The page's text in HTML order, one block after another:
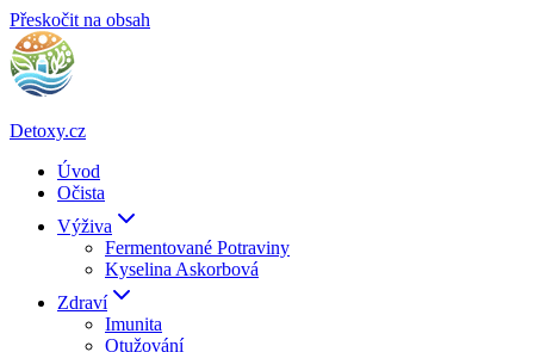
Přeskočit na obsah
Detoxy.cz
Úvod
Očista
Výživa
Fermentované Potraviny
Kyselina Askorbová
Zdraví
Imunita
Otužování